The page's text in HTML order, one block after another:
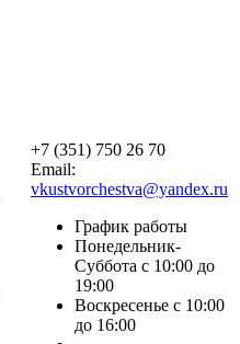
+7 (351) 750 26 70
Email:
vkustvorchestva@yandex.ru
График работы
Понедельник-
Суббота с 10:00 до
19:00
Воскресенье с 10:00
до 16:00